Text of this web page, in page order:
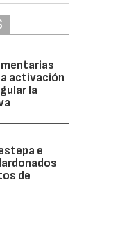
activación
la
e
de